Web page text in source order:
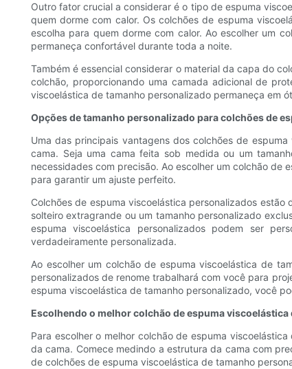
Outro fator crucial a considerar é o tipo de espuma
quem dorme com calor. Os colchões de espuma
escolha para quem dorme com calor. Ao escolher um
permaneça confortável durante toda a noite.
Também é essencial considerar o material da capa do
colchão, proporcionando uma camada adicional de
viscoelástica de tamanho personalizado permaneça em
Opções de tamanho personalizado para colchões de
Uma das principais vantagens dos colchões de
cama. Seja uma cama feita sob medida ou um
necessidades com precisão. Ao escolher um colchão
para garantir um ajuste perfeito.
Colchões de espuma viscoelástica personalizados
solteiro extragrande ou um tamanho personalizado
espuma viscoelástica personalizados podem ser
verdadeiramente personalizada.
Ao escolher um colchão de espuma viscoelástica de
personalizados de renome trabalhará com você para
espuma viscoelástica de tamanho personalizado, você
Escolhendo o melhor colchão de espuma
Para escolher o melhor colchão de espuma
da cama. Comece medindo a estrutura da cama com
de colchões de espuma viscoelástica de tamanho